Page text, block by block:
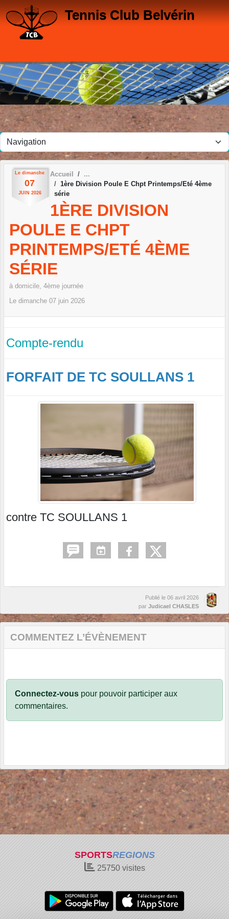
Tennis Club Belvérin
Le dimanche
07
JUIN 2026
Accueil
1ère Division Poule E Chpt Printemps/Eté 4ème
série
1ÈRE DIVISION
POULE E CHPT
PRINTEMPS/ETÉ 4ÈME
SÉRIE
à domicile, 4ème journée
Le dimanche 07 juin 2026
Compte-rendu
FORFAIT DE TC SOULLANS 1
contre TC SOULLANS 1
Publié le 06 avril 2026
par Judicael CHASLES
COMMENTEZ L’ÉVÈNEMENT
Connectez-vous pour pouvoir participer aux
commentaires.
SPORTSREGIONS
25750visites
Panneau de gestion des cookies